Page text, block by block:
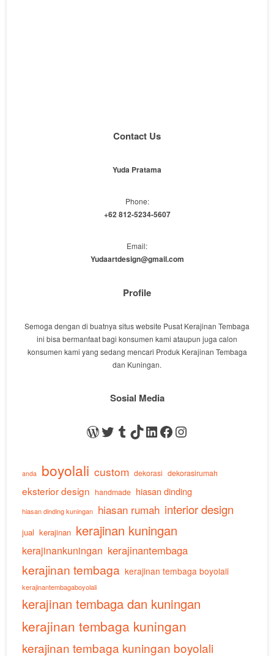
Contact Us
Yuda Pratama
Phone:
+62 812-5234-5607
Email:
Yudaartdesign@gmail.com
Profile
Semoga dengan di buatnya situs website Pusat Kerajinan Tembaga
ini bisa bermanfaat bagi konsumen kami ataupun juga calon
konsumen kami yang sedang mencari Produk Kerajinan Tembaga
dan Kuningan.
Sosial Media
WordPress
Twitter
Tumblr
TikTok
LinkedIn
Facebook
Instagram
anda boyolali custom dekorasi dekorasirumah
eksterior design handmade hiasan dinding
hiasan dinding kuningan hiasan rumah interior design
jual kerajinan kerajinan kuningan
kerajinankuningan kerajinantembaga
kerajinan tembaga kerajinan tembaga boyolali
kerajinantembagaboyolali
kerajinan tembaga dan kuningan
kerajinan tembaga kuningan
kerajinan tembaga kuningan boyolali